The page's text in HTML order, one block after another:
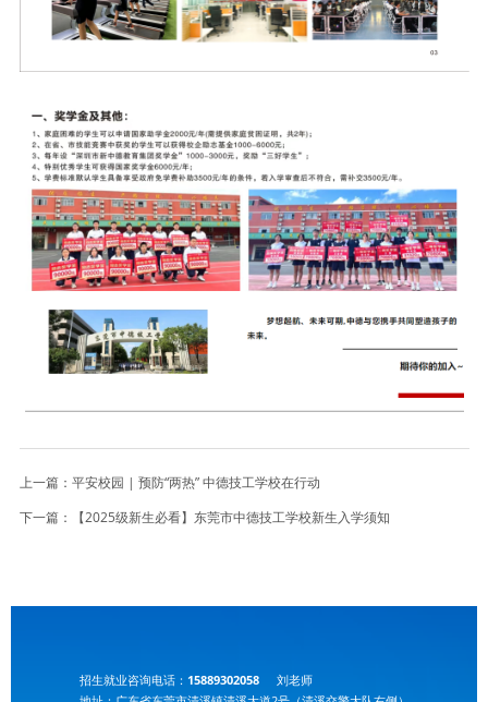
上一篇： 平安校园 | 预防“两热” 中德技工学校在行动
下一篇：
【2025级新生必看】东莞市中德技工学校新生入学须知
招生就业咨询电话： 15889302058
刘老师